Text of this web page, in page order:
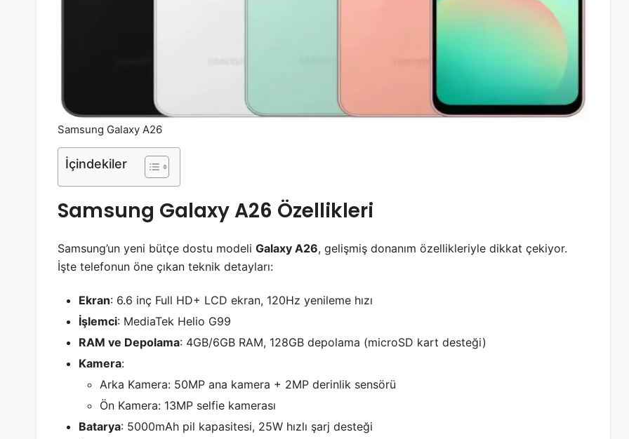
Samsung Galaxy A26
İçindekiler
Samsung Galaxy A26 Özellikleri
Samsung’un yeni bütçe dostu modeli Galaxy A26, gelişmiş donanım özellikleriyle dikkat çekiyor.
İşte telefonun öne çıkan teknik detayları:
Ekran: 6.6 inç Full HD+ LCD ekran, 120Hz yenileme hızı
İşlemci: MediaTek Helio G99
RAM ve Depolama: 4GB/6GB RAM, 128GB depolama (microSD kart desteği)
Kamera:
Arka Kamera: 50MP ana kamera + 2MP derinlik sensörü
Ön Kamera: 13MP selfie kamerası
Batarya: 5000mAh pil kapasitesi, 25W hızlı şarj desteği